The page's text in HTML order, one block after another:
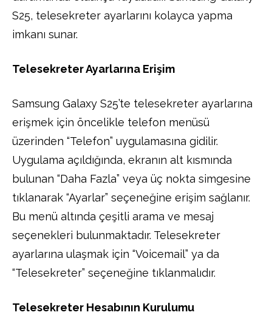
S25, telesekreter ayarlarını kolayca yapma
imkanı sunar.
Telesekreter Ayarlarına Erişim
Samsung Galaxy S25’te telesekreter ayarlarına
erişmek için öncelikle telefon menüsü
üzerinden “Telefon” uygulamasına gidilir.
Uygulama açıldığında, ekranın alt kısmında
bulunan “Daha Fazla” veya üç nokta simgesine
tıklanarak “Ayarlar” seçeneğine erişim sağlanır.
Bu menü altında çeşitli arama ve mesaj
seçenekleri bulunmaktadır. Telesekreter
ayarlarına ulaşmak için “Voicemail” ya da
“Telesekreter” seçeneğine tıklanmalıdır.
Telesekreter Hesabının Kurulumu